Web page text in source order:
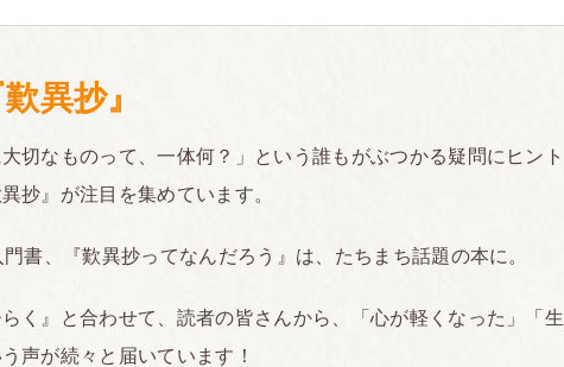
異抄』
切なものって、一体何？」という誰もがぶつかる疑問にヒント
抄』が注目を集めています。
書、『歎異抄ってなんだろう』は、たちまち話題の本に。
く』と合わせて、読者の皆さんから、「心が軽くなった」「生
声が続々と届いています！